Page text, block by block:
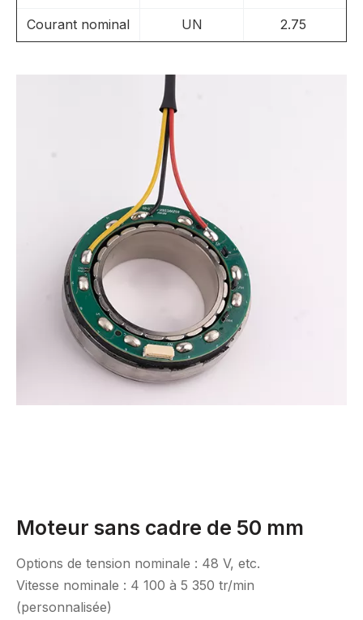
Courant nominal UN 2.75
Moteur sans cadre de 50 mm
Options de tension nominale : 48 V, etc.
Vitesse nominale : 4 100 à 5 350 tr/min
(personnalisée)